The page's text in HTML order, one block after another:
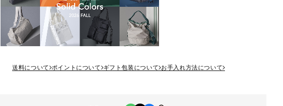
送料について ポイントについて ギフト包装について お手入れ方法について